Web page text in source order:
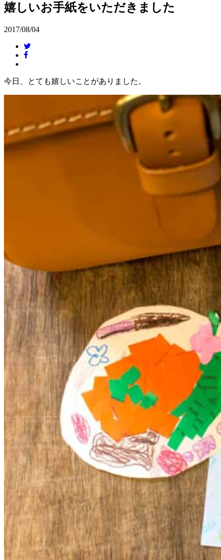
嬉しいお手紙をいただきました
2017/08/04
今日、とても嬉しいことがありました。